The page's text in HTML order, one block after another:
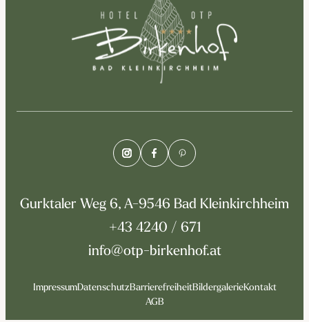
Gurktaler Weg 6, A-9546 Bad Kleinkirchheim
+43 4240 / 671
info@otp-birkenhof.at
ImpressumDatenschutzBarrierefreiheitBildergalerieKontakt
AGB